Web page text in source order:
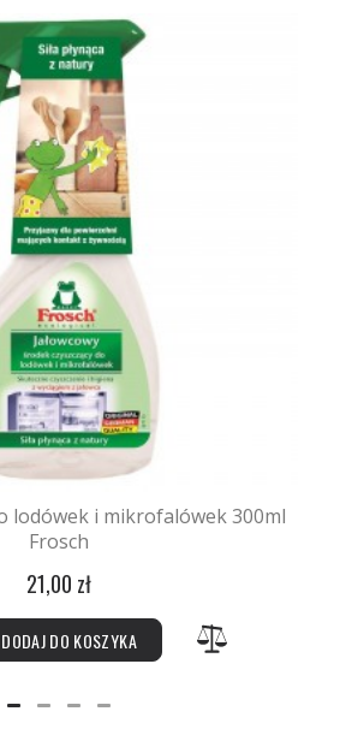
lodówek i mikrofalówek 300ml
Frosch
21,00 zł
DODAJ DO KOSZYKA